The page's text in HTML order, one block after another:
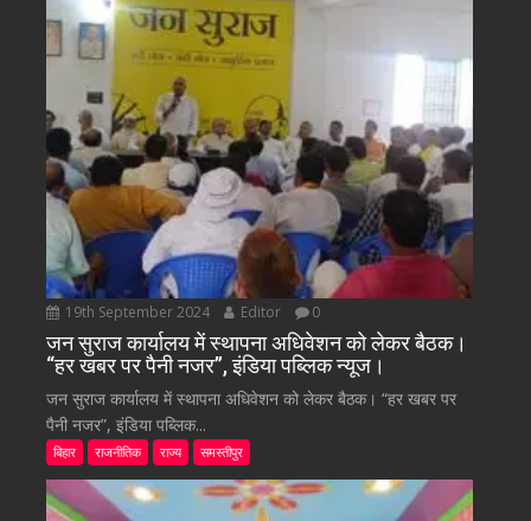
19th September 2024 Editor 0
जन सुराज कार्यालय में स्थापना अधिवेशन को लेकर बैठक।
“हर खबर पर पैनी नजर”, इंडिया पब्लिक न्यूज।
जन सुराज कार्यालय में स्थापना अधिवेशन को लेकर बैठक। “हर खबर पर
पैनी नजर”, इंडिया पब्लिक...
बिहार राजनीतिक राज्य समस्तीपुर